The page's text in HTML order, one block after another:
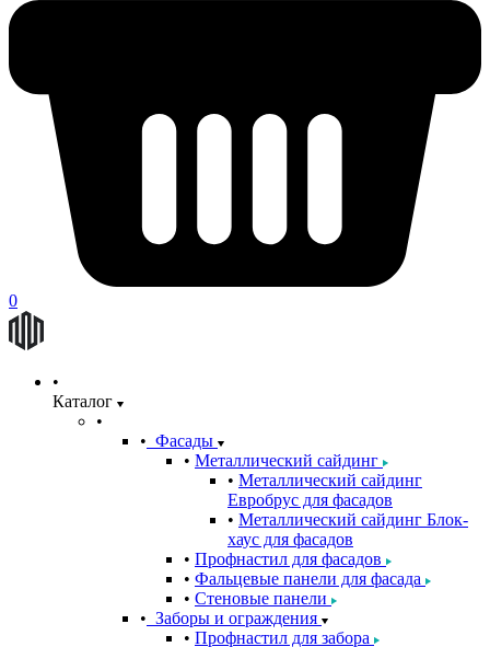
0
Каталог
Фасады
Металлический сайдинг
Металлический сайдинг
Евробрус для фасадов
Металлический сайдинг Блок-
хаус для фасадов
Профнастил для фасадов
Фальцевые панели для фасада
Стеновые панели
Заборы и ограждения
Профнастил для забора